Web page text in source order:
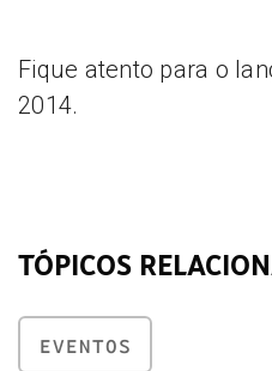
Fique atento para o
2014.
TÓPICOS
EVENTOS